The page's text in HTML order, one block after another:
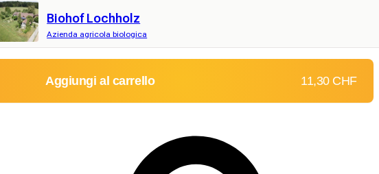
Biohof Lochholz
Azienda agricola biologica
Aggiungi al carrello 11,30 CHF